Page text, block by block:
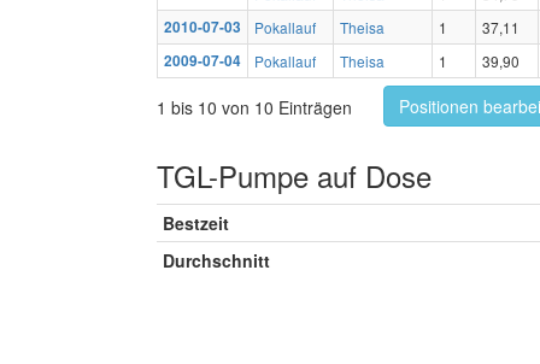
2010-07-03
Pokallauf Theisa 1
37,11
2009-07-04
Pokallauf Theisa 1 39,90
1 bis 10 von 10 Einträgen Positionen
TGL-Pumpe auf Dose
Bestzeit
Durchschnitt